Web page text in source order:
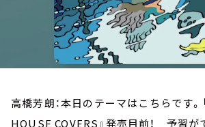
高橋芳朗：本日のテーマはこちらです。
HOUSE COVERS』発売目前！ 予習が